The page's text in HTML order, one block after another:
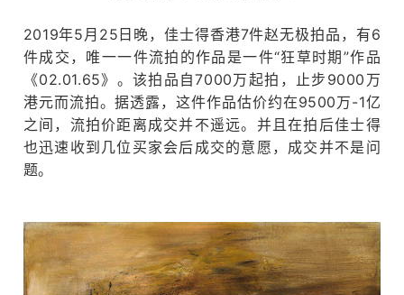
2019年5月25日晚，佳士得香港7件赵无极拍品，有6
件成交，唯一一件流拍的作品是一件“狂草时期”作品
《02.01.65》。该拍品自7000万起拍，止步9000万
港元而流拍。据透露，这件作品估价约在9500万-1亿
之间，流拍价距离成交并不遥远。 并且在拍后佳士得
也迅速收到几位买家会后成交的意愿，成交并不是问
题。